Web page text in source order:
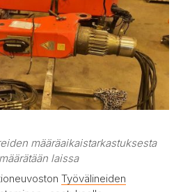
määräaikaistarkastuksesta
määrätään laissa
Työvälineiden